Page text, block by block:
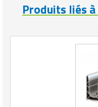
Produits liés